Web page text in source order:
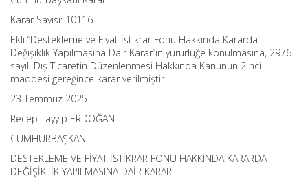
Karar Sayısı: 10116
Ekli “Destekleme ve Fiyat İstikrar Fonu Hakkında Kararda
Değişiklik Yapılmasına Dair Karar”ın yürürlüğe konulmasına, 2976
sayılı Dış Ticaretin Düzenlenmesi Hakkında Kanunun 2 nci
maddesi gereğince karar verilmiştir.
23 Temmuz 2025
Recep Tayyip ERDOĞAN
CUMHURBAŞKANI
DESTEKLEME VE FİYAT İSTİKRAR FONU HAKKINDA KARARDA
DEĞİŞİKLİK YAPILMASINA DAİR KARAR